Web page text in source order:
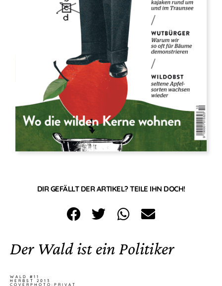
Der Wald ist ein Politiker
WALD #11
HERBST 2013
COVERPHOTO:PRIVAT
DIR GEFÄLLT DER ARTIKEL? TEILE IHN DOCH!